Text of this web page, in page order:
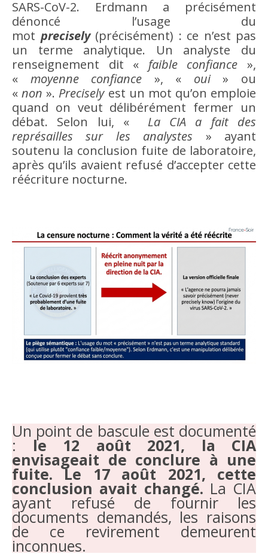
SARS-CoV-2. Erdmann a précisément
dénoncé l’usage du
mot precisely(précisément) : ce n’est pas
un terme analytique. Un analyste du
renseignement dit « faible confiance »,
« moyenne confiance », « oui» ou
«non ». Preciselyest un mot qu’on emploie
quand on veut délibérément fermer un
débat. Selon lui, « La CIA a fait des
représailles sur les analystes » ayant
soutenu la conclusion fuite de laboratoire,
après qu’ils avaient refusé d’accepter cette
réécriture nocturne.
Un point de bascule est documenté
: le 12 août 2021, la CIA
envisageait de conclure à une
fuite. Le 17 août 2021, cette
conclusion avait changé.La CIA
ayant refusé de fournir les
documents demandés, les raisons
de ce revirement demeurent
inconnues.